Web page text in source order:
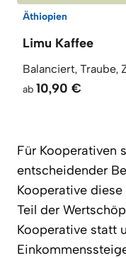
Äthiopien
Limu Kaffee
Balanciert, Traube,
ab 10,90 €
Für Kooperativen
entscheidender
Kooperative
Teil der
Kooperative statt